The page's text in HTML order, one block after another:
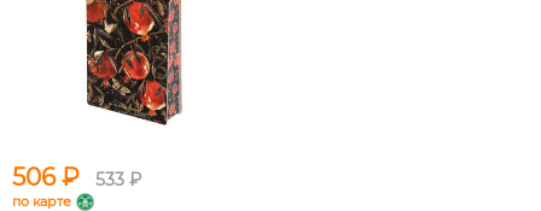
506 ₽ 533 ₽
по карте